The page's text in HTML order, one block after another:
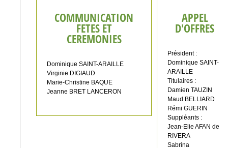
COMMUNICATION
FETES ET
CEREMONIES
Dominique SAINT-ARAILLE
Virginie DIGIAUD
Marie-Christine BAQUE
Jeanne BRET LANCERON
APPEL
D'OFFRES
Président :
Dominique SAINT-
ARAILLE
Titulaires :
Damien TAUZIN
Maud BELLIARD
Rémi GUERIN
Suppléants :
Jean-Elie AFAN de
RIVERA
Sabrina